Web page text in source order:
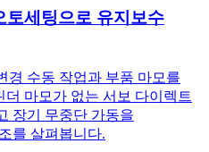
토세팅으로 유지보수
경 수동 작업과 부품 마모를
더 마모가 없는 서보 다이렉트
장기 무중단 가동을
를 살펴봅니다.